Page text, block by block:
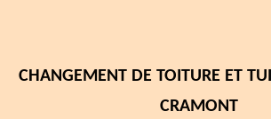
CHANGEMENT DE TOITURE ET
CRAMONT